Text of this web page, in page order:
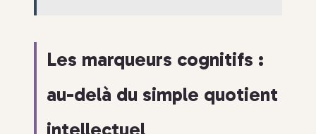
Les marqueurs cognitifs :
au-delà du simple quotient